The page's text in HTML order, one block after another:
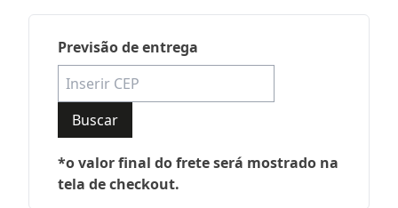
Previsão de entrega
Buscar
*o valor final do frete será mostrado na
tela de checkout.